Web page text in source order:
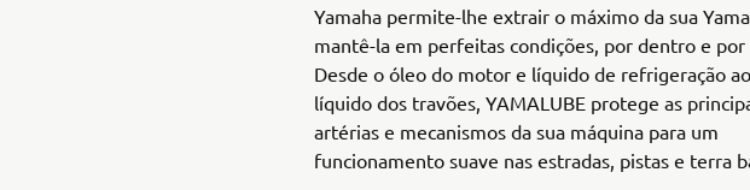
Yamaha permite-lhe extrair o máximo da sua
mantê-la em perfeitas condições, por dentro e por
Desde o óleo do motor e líquido de refrigeração ao
líquido dos travões, YAMALUBE protege as
artérias e mecanismos da sua máquina para um
funcionamento suave nas estradas, pistas e terra